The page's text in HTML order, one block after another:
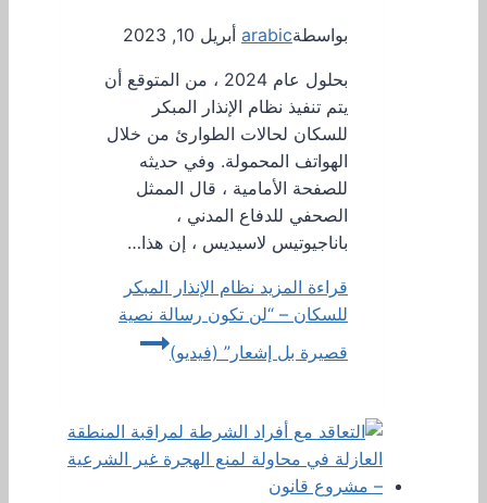
بواسطةarabic أبريل 10, 2023
بحلول عام 2024 ، من المتوقع أن
يتم تنفيذ نظام الإنذار المبكر
للسكان لحالات الطوارئ من خلال
الهواتف المحمولة. وفي حديثه
للصفحة الأمامية ، قال الممثل
الصحفي للدفاع المدني ،
باناجيوتيس لاسيديس ، إن هذا…
قراءة المزيد نظام الإنذار المبكر
للسكان – “لن تكون رسالة نصية
قصيرة بل إشعار” (فيديو)